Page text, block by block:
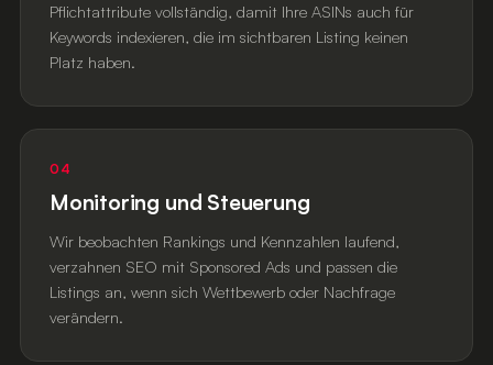
Pflichtattribute vollständig, damit Ihre ASINs auch für
Keywords indexieren, die im sichtbaren Listing keinen
Platz haben.
04
Monitoring und Steuerung
Wir beobachten Rankings und Kennzahlen laufend,
verzahnen SEO mit Sponsored Ads und passen die
Listings an, wenn sich Wettbewerb oder Nachfrage
verändern.